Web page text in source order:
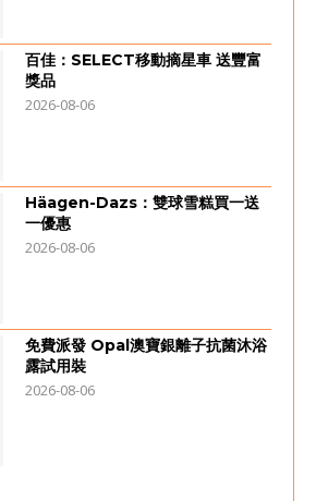
百佳：SELECT移動摘星車 送豐富
獎品
2026-08-06
Häagen-Dazs：雙球雪糕買一送
一優惠
2026-08-06
免費派發 Opal澳寶銀離子抗菌沐浴
露試用裝
2026-08-06